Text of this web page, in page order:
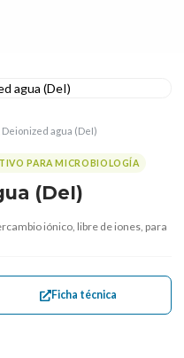
agua (DeI)
PARA MICROBIOLOGÍA
(DeI)
iónico, libre de iones, para
Ficha técnica